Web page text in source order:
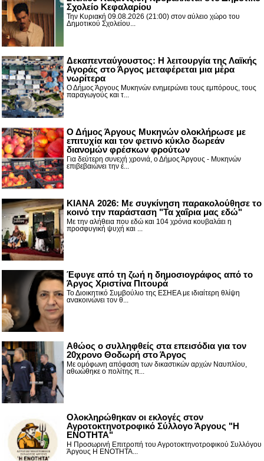
Σχολείο Κεφαλαρίου
Την Κυριακή 09.08.2026 (21:00) στον αύλειο χώρο του
Δημοτικού Σχολείου...
Δεκαπενταύγουστος: H λειτουργία της Λαϊκής
Αγοράς στο Άργος μεταφέρεται μια μέρα
νωρίτερα
Ο Δήμος Άργους Μυκηνών ενημερώνει τους εμπόρους, τους
παραγωγούς και τ...
Ο Δήμος Άργους Μυκηνών ολοκλήρωσε με
επιτυχία και τον φετινό κύκλο δωρεάν
διανομών φρέσκων φρούτων
Για δεύτερη συνεχή χρονιά, ο Δήμος Άργους - Μυκηνών
επιβεβαιώνει την έ...
ΚΙΑΝΑ 2026: Με συγκίνηση παρακολούθησε το
κοινό την παράσταση "Τα χαΐρια μας εδώ"
Με την αλήθεια που εδώ και 104 χρόνια κουβαλάει η
προσφυγική ψυχή και ...
Έφυγε από τη ζωή η δημοσιογράφος από το
Άργος Χριστίνα Πιτουρά
Το Διοικητικό Συμβούλιο της ΕΣΗΕΑ με ιδιαίτερη θλίψη
ανακοινώνει τον θ...
Αθώος ο συλληφθείς στα επεισόδια για τον
20χρονο Θοδωρή στο Άργος
Με ομόφωνη απόφαση των δικαστικών αρχών Ναυπλίου,
αθωώθηκε ο πολίτης π...
Ολοκληρώθηκαν οι εκλογές στον
Αγροτοκτηνοτροφικό Σύλλογο Άργους "Η
ΕΝΟΤΗΤΑ"
Η Προσωρινή Επιτροπή του Αγροτοκτηνοτροφικού Συλλόγου
Άργους Η ΕΝΟΤΗΤΑ...